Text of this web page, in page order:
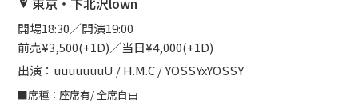
SHOP
開場18:30／開演19:00
前売¥3,500(+1D)／当日¥4,000(+1D)
出演：uuuuuuuU / H.M.C / YOSSYxYOSSY
■席種：座席有/ 全席自由